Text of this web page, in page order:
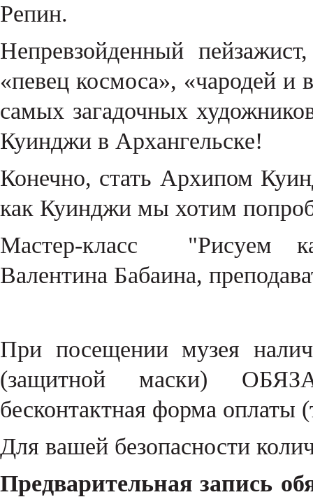
Репин.
Непревзойденный
«певец космоса», «чародей
самых загадочных
Куинджи в Архангельске!
Конечно, стать Архипом
как Куинджи мы хотим
Мастер-класс "Рисуем
Валентина Бабаина,
При посещении музея
(защитной маски)
бесконтактная форма оплаты
Для вашей безопасности
Предварительная запись